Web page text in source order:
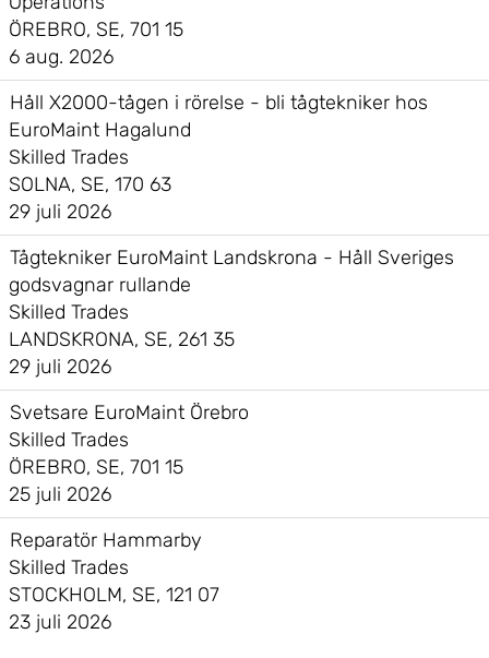
ÖREBRO, SE, 701 15
6 aug. 2026
Håll X2000-tågen i rörelse - bli tågtekniker hos
EuroMaint Hagalund
Skilled Trades
SOLNA, SE, 170 63
29 juli 2026
Tågtekniker EuroMaint Landskrona - Håll Sveriges
godsvagnar rullande
Skilled Trades
LANDSKRONA, SE, 261 35
29 juli 2026
Svetsare EuroMaint Örebro
Skilled Trades
ÖREBRO, SE, 701 15
25 juli 2026
Reparatör Hammarby
Skilled Trades
STOCKHOLM, SE, 121 07
23 juli 2026